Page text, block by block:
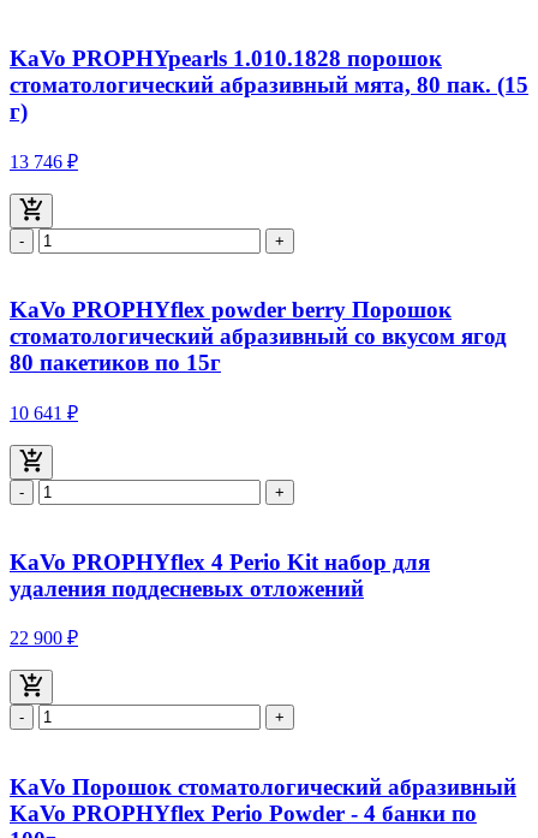
KaVo PROPHYpearls 1.010.1828 порошок
стоматологический абразивный мята, 80 пак. (15
г)
13 746 ₽
- +
KaVo PROPHYflex powder berry Порошок
стоматологический абразивный со вкусом ягод
80 пакетиков по 15г
10 641 ₽
- +
KaVo PROPHYflex 4 Perio Kit набор для
удаления поддесневых отложений
22 900 ₽
- +
KaVo Порошок стоматологический абразивный
KaVo PROPHYflex Perio Powder - 4 банки по